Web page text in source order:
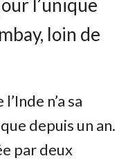
n’a sa
depuis un an.
par deux